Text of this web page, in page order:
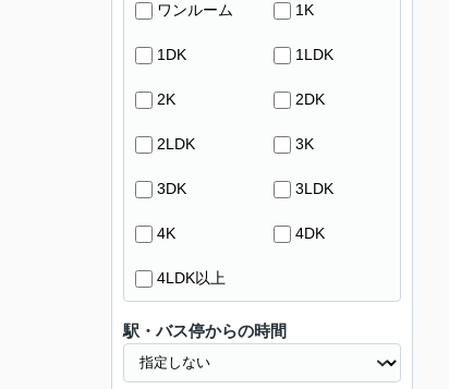
ワンルーム 1K
1DK 1LDK
2K 2DK
2LDK 3K
3DK 3LDK
4K 4DK
4LDK以上
駅・バス停からの時間